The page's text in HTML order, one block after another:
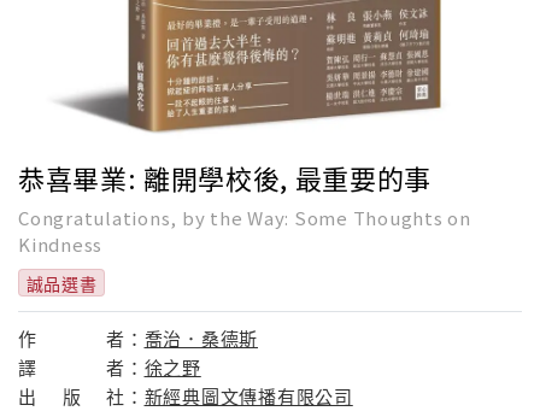
恭喜畢業: 離開學校後, 最重要的事
Congratulations, by the Way: Some Thoughts on
Kindness
誠品選書
作 者： 喬治．桑德斯
譯
者： 徐之野
出
版 社： 新經典圖文傳播有限公司